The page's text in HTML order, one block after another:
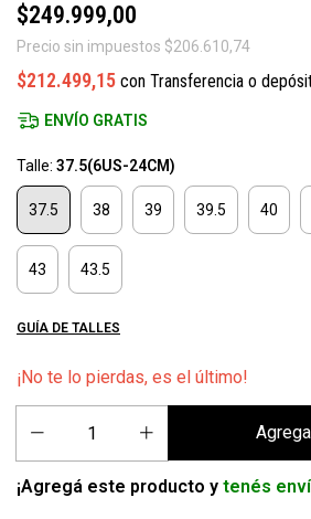
$249.999,00
Precio sin impuestos $206.610,74
$212.499,15 con Transferencia o
ENVÍO GRATIS
Talle: 37.5(6US-24CM)
37.5 38 39 39.5 40
43 43.5
GUÍA DE TALLES
¡No te lo pierdas, es el último!
¡Agregá este producto y tenés